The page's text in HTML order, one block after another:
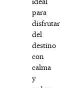
para
disfrutar
del
destino
con
calma
y